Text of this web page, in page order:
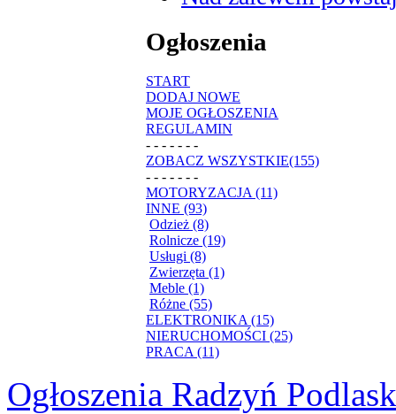
Ogłoszenia
START
DODAJ NOWE
MOJE OGŁOSZENIA
REGULAMIN
- - - - - - -
ZOBACZ WSZYSTKIE(155)
- - - - - - -
MOTORYZACJA (11)
INNE (93)
Odzież (8)
Rolnicze (19)
Usługi (8)
Zwierzęta (1)
Meble (1)
Różne (55)
ELEKTRONIKA (15)
NIERUCHOMOŚCI (25)
PRACA (11)
Ogłoszenia Radzyń